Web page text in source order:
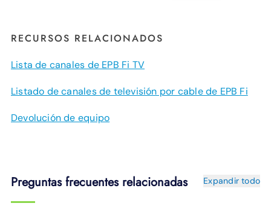
RECURSOS RELACIONADOS
Lista de canales de EPB Fi TV
Listado de canales de televisión por cable de EPB Fi
Devolución de equipo
Preguntas frecuentes relacionadas Expandir todo